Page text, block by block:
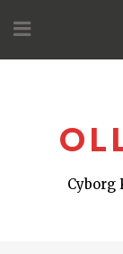
Inhalt
Cyborg